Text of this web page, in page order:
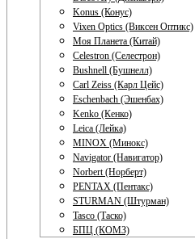
Konus (Конус)
Vixen Optics (Виксен Оптикс)
Моя Планета (Китай)
Celestron (Селестрон)
Bushnell (Бушнелл)
Carl Zeiss (Карл Цейс)
Eschenbach (Эшенбах)
Kenko (Кенко)
Leica (Лейка)
MINOX (Минокс)
Navigator (Навигатор)
Norbert (Норберт)
PENTAX (Пентакс)
STURMAN (Штурман)
Tasco (Таско)
БПЦ (КОМЗ)